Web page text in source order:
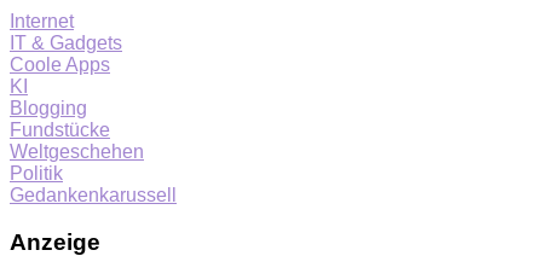
Internet
IT & Gadgets
Coole Apps
KI
Blogging
Fundstücke
Weltgeschehen
Politik
Gedankenkarussell
Anzeige